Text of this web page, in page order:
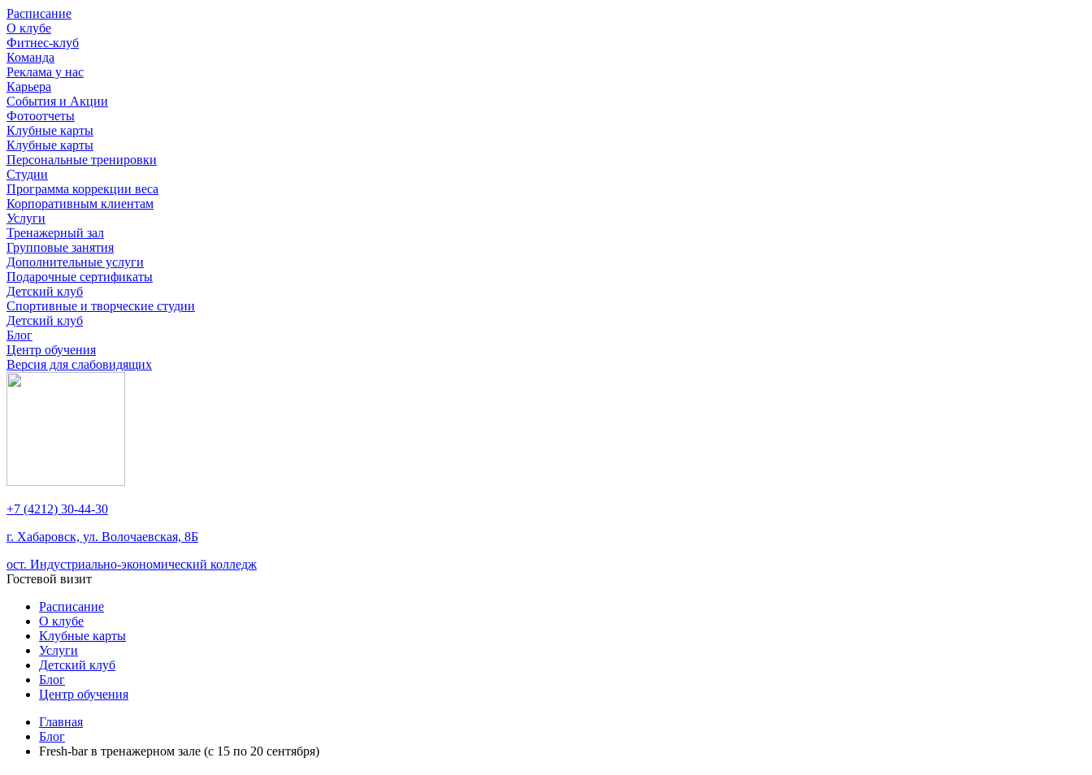
Расписание
О клубе
Фитнес-клуб
Команда
Реклама у нас
Карьера
События и Акции
Фотоотчеты
Клубные карты
Клубные карты
Персональные тренировки
Студии
Программа коррекции веса
Корпоративным клиентам
Услуги
Тренажерный зал
Групповые занятия
Дополнительные услуги
Подарочные сертификаты
Детский клуб
Спортивные и творческие студии
Детский клуб
Блог
Центр обучения
Версия для слабовидящих
+7 (4212) 30-44-30
г. Хабаровск, ул. Волочаевская, 8Б
ост. Индустриально-экономический колледж
Гостевой визит
Расписание
О клубе
Клубные карты
Услуги
Детский клуб
Блог
Центр обучения
Главная
Блог
Fresh-bar в тренажерном зале (c 15 по 20 сентября)